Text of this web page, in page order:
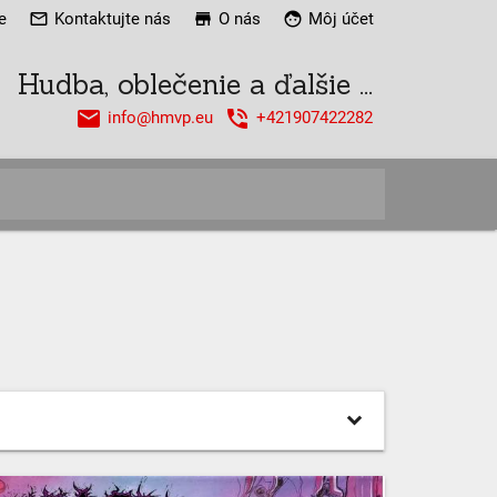
mail_outline Kontaktujte nás store O nás face Môj účet
Hudba, oblečenie a ďalšie ...
info@hmvp.eu
email +421907422282
phone_in_talk